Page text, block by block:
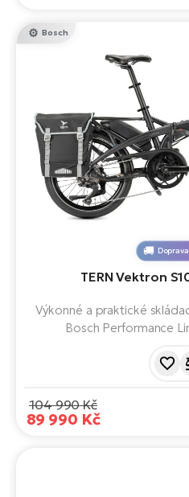
Bosch
TERN Vektron
Výkonné a praktické
Bosch Performance
hydraulické brzdy Magura.
104 990 Kč
89 990 Kč